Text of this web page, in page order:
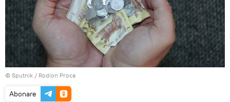
© Sputnik / Rodion Proca
Abonare